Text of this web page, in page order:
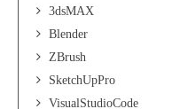
3dsMAX
Blender
ZBrush
SketchUpPro
VisualStudioCode